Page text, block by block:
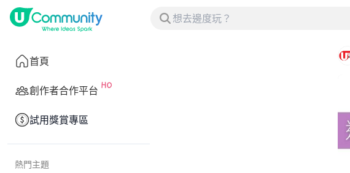
首頁
創作者合作平台
試用獎賞專區
熱門主題